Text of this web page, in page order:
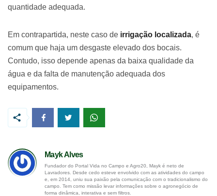
quantidade adequada.
Em contrapartida, neste caso de irrigação localizada, é
comum que haja um desgaste elevado dos bocais.
Contudo, isso depende apenas da baixa qualidade da
água e da falta de manutenção adequada dos
equipamentos.
Mayk Alves
Fundador do Portal Vida no Campo e Agro20, Mayk é neto de
Lavradores. Desde cedo esteve envolvido com as atividades do campo
e, em 2014, uniu sua paixão pela comunicação com o tradicionalismo do
campo. Tem como missão levar informações sobre o agronegócio de
forma dinâmica, interativa e sem filtros.